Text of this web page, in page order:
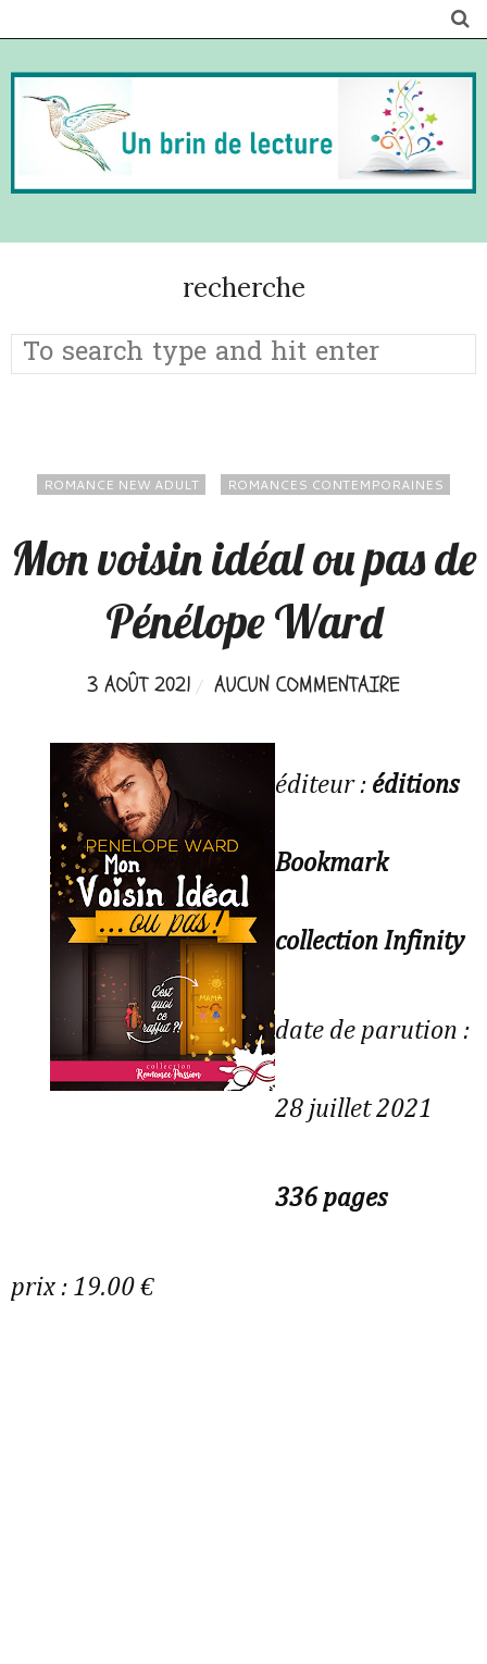
recherche
ROMANCE NEW ADULT ROMANCES CONTEMPORAINES
Mon voisin idéal ou pas de
Pénélope Ward
3 AOÛT 2021 AUCUN COMMENTAIRE
éditeur : éditions
Bookmark
collection Infinity
date de parution :
28 juillet 2021
336 pages
prix : 19.00 €